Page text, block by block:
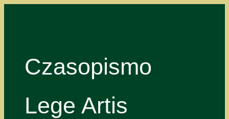
Czasopismo
Lege Artis